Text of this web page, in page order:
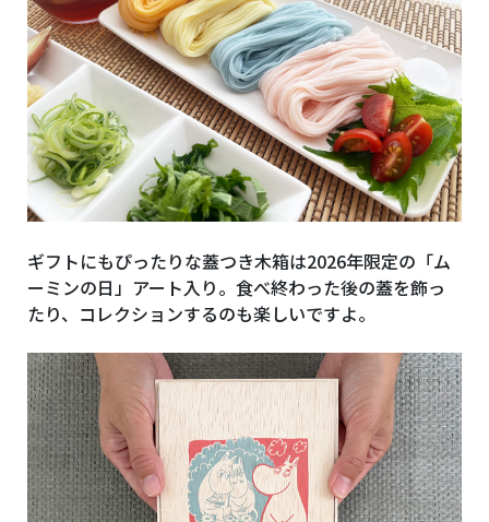
ギフトにもぴったりな蓋つき木箱は2026年限定の「ム
ーミンの日」アート入り。食べ終わった後の蓋を飾っ
たり、コレクションするのも楽しいですよ。